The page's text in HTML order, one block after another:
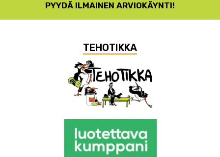
PYYDÄ ILMAINEN ARVIOKÄYNTI!
TEHOTIKKA